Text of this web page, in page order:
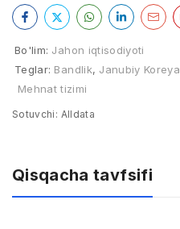
Bo'lim: Jahon iqtisodiyoti
Teglar: Bandlik, Janubiy Koreya
Mehnat tizimi
Sotuvchi: Alldata
Qisqacha tavfsifi